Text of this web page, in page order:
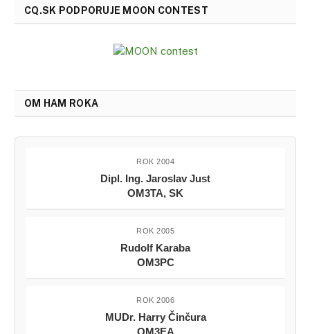
CQ.SK PODPORUJE MOON CONTEST
OM HAM ROKA
ROK 2004
Dipl. Ing. Jaroslav Just
OM3TA, SK
ROK 2005
Rudolf Karaba
OM3PC
ROK 2006
MUDr. Harry Činčura